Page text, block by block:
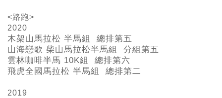
<路跑>
2020
木架山馬拉松 半馬組 總排第五
山海戀歌 柴山馬拉松半馬組 分組第五
雲林咖啡半馬 10K組 總排第六
飛虎全國馬拉松 半馬組 總排第二
2019